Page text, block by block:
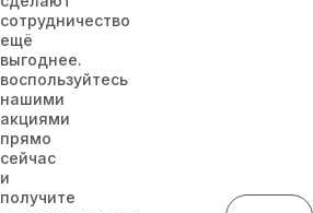
сотрудничество
ещё
выгоднее.
воспользуйтесь
нашими
акциями
прямо
сейчас
и
получите